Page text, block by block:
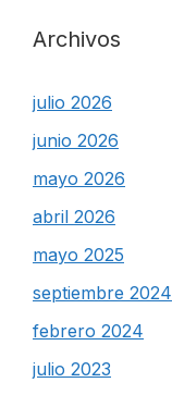
Archivos
julio 2026
junio 2026
mayo 2026
abril 2026
mayo 2025
septiembre 2024
febrero 2024
julio 2023